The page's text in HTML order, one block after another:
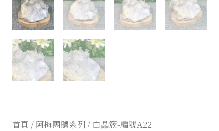
首頁 / 阿梅團購系列 / 白晶簇-編號A22